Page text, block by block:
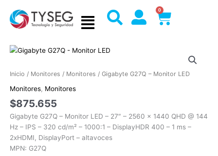
contenido
0
Cart
Inicio / Monitores / Monitores / Gigabyte G27Q – Monitor LED
Monitores, Monitores
$875.655
Gigabyte G27Q – Monitor LED – 27″ – 2560 x 1440 QHD @ 144
Hz – IPS – 320 cd/m² – 1000:1 – DisplayHDR 400 – 1 ms –
2xHDMI, DisplayPort – altavoces
MPN: G27Q